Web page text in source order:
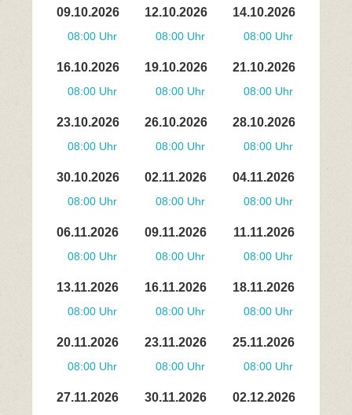
09.10.2026
08:00 Uhr
12.10.2026
08:00 Uhr
14.10.2026
08:00 Uhr
16.10.2026
08:00 Uhr
19.10.2026
08:00 Uhr
21.10.2026
08:00 Uhr
23.10.2026
08:00 Uhr
26.10.2026
08:00 Uhr
28.10.2026
08:00 Uhr
30.10.2026
08:00 Uhr
02.11.2026
08:00 Uhr
04.11.2026
08:00 Uhr
06.11.2026
08:00 Uhr
09.11.2026
08:00 Uhr
11.11.2026
08:00 Uhr
13.11.2026
08:00 Uhr
16.11.2026
08:00 Uhr
18.11.2026
08:00 Uhr
20.11.2026
08:00 Uhr
23.11.2026
08:00 Uhr
25.11.2026
08:00 Uhr
27.11.2026 30.11.2026 02.12.2026